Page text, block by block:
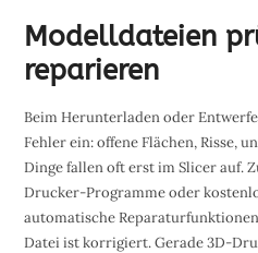
Modelldateien
reparieren
Beim Herunterladen oder
Fehler ein: offene Flächen, Risse,
Dinge fallen oft erst im Slicer auf.
Drucker-Programme oder
automatische
Datei ist korrigiert. Gerade 3D-